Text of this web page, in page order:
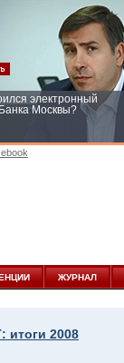
электронный
Москвы?
ЖУРНАЛ
итоги 2008